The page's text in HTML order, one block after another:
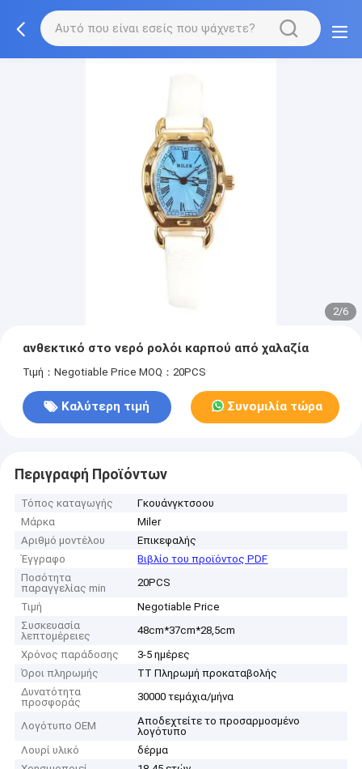
2/6
ανθεκτικό στο νερό ρολόι καρπού από χαλαζία
Τιμή：Negotiable Price MOQ：20PCS
Καλύτερη τιμή Συνομιλία τώρα
Περιγραφή Προϊόντων
Τόπος καταγωγής
Γκουάνγκτσοου
Μάρκα
Miler
Αριθμό μοντέλου
Επικεφαλής
Έγγραφο
Βιβλίο του προϊόντος PDF
Ποσότητα
παραγγελίας min
20PCS
Τιμή
Negotiable Price
Συσκευασία
λεπτομέρειες
48cm*37cm*28,5cm
Χρόνος παράδοσης
3-5 ημέρες
Όροι πληρωμής
TT Πληρωμή προκαταβολής
Δυνατότητα
προσφοράς
30000 τεμάχια/μήνα
Λογότυπο OEM
Αποδεχτείτε το προσαρμοσμένο
λογότυπο
Λουρί υλικό
δέρμα